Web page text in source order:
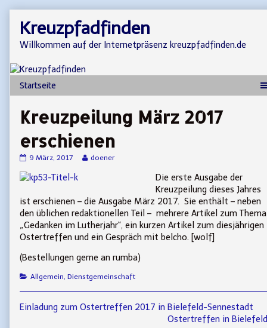
content
Kreuzpfadfinden
Willkommen auf der Internetpräsenz kreuzpfadfinden.de
Kreuzpeilung März 2017
erschienen
Kreuzpeilung
2017
published
on
9 März, 2017
Read
author
of
Kreuzpeilung
März
erschienen,
doener
Die erste Ausgabe der
Kreuzpeilung dieses Jahres
ist erschienen – die Ausgabe März 2017. Sie enthält – neben
den üblichen redaktionellen Teil – mehrere Artikel zum Thema
„Gedanken im Lutherjahr“, ein kurzen Artikel zum diesjährigen
Ostertreffen und ein Gespräch mit belcho. [wolf]
(Bestellungen gerne an rumba)
Categories
Allgemein, Dienstgemeinschaft
Beitragsnavigation
Previous
Einladung zum Ostertreffen 2017 in Bielefeld-Sennestadt
Next
Ostertreffen in Bielefeld